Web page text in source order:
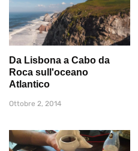
Da Lisbona a Cabo da
Roca sull'oceano
Atlantico
Ottobre 2, 2014